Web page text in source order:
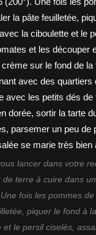
lancer dans votre
terre à cuire dans
fois les pommes
piquer le fond à
le persil ciselés,